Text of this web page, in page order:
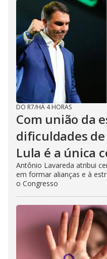
DO R7/HÁ 4 HORAS
Com união da
dificuldades
Lula é a única
Antônio Lavareda atribui
em formar alianças e à
o Congresso